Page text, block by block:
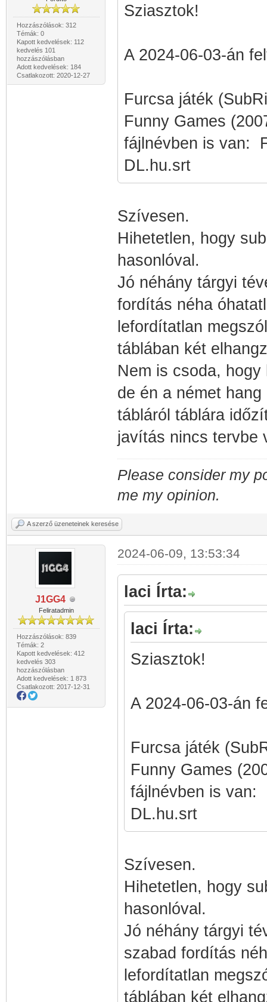
Hozzászólások: 312
Témák: 0
Kapott kedvelések: 112
kedvelés 101
hozzászólásban
Adott kedvelések: 184
Csatlakozott: 2020-12-27
Sziasztok!
A 2024-06-03-án
Furcsa játék
Funny Games
fájlnévben is van:
DL.hu.srt
Szívesen.
Hihetetlen, hogy
hasonlóval.
Jó néhány tárgyi
fordítás néha
lefordítatlan
táblában két
Nem is csoda,
de én a német
tábláról táblára
javítás nincs tervbe
Please consider my
me my opinion.
A szerző üzeneteinek keresése
J1GG4
Feliratadmin
Hozzászólások: 839
Témák: 2
Kapott kedvelések: 412
kedvelés 303
hozzászólásban
Adott kedvelések: 1 873
Csatlakozott: 2017-12-31
2024-06-09, 13:53:34
laci Írta:
laci Írta:
Sziasztok!
A 2024-06-03-án
Furcsa játék
Funny Games
fájlnévben is van:
DL.hu.srt
Szívesen.
Hihetetlen, hogy
hasonlóval.
Jó néhány tárgyi
szabad fordítás
lefordítatlan
táblában két